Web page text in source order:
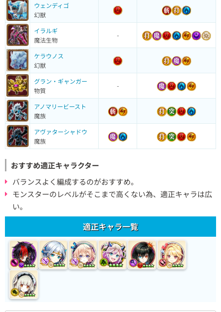
ウェンディゴ
幻獣
イラルギ
魔法生物
-
ケラウノス
幻獣
グラン・ギャンガー
物質
-
アノマリービースト
魔族
アヴァターシャドウ
魔族
おすすめ適正キャラクター
バランスよく編成するのがおすすめ。
モンスターのレベルがそこまで高くない為、適正キャラは広
い。
適正キャラ一覧